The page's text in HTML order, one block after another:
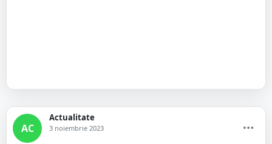
AC
Actualitate
3 noiembrie 2023